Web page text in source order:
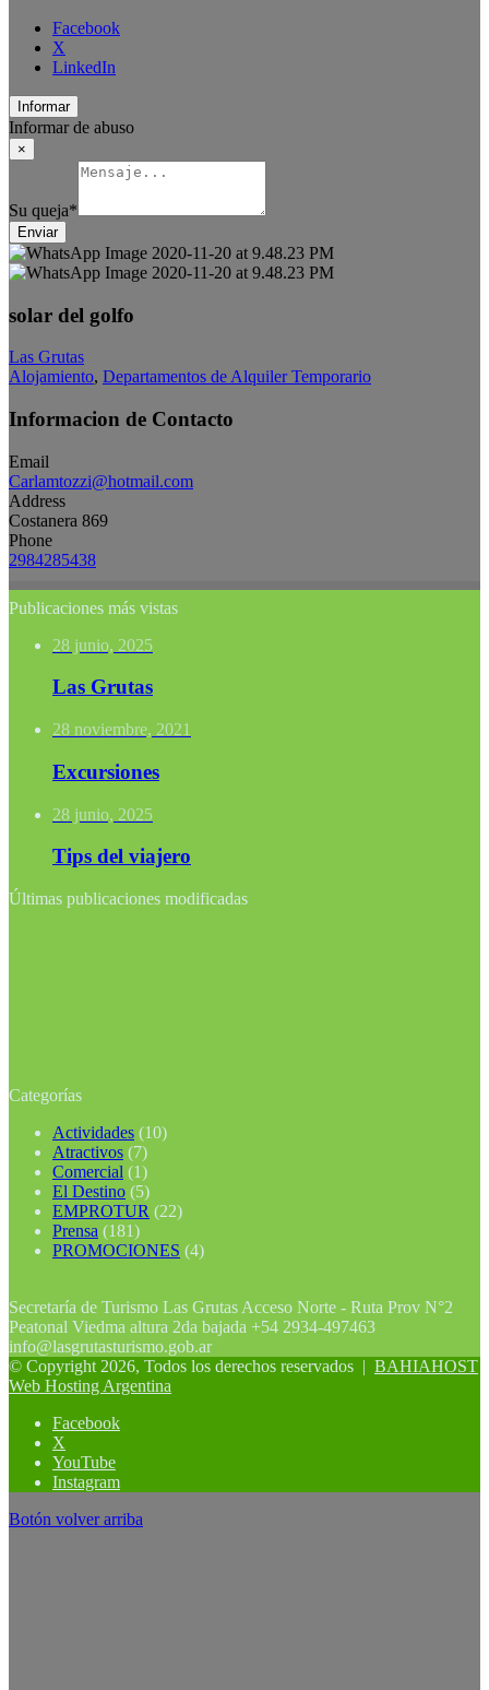
Facebook
X
LinkedIn
Informar
Informar de abuso
×
Su queja*
Enviar
solar del golfo
Las Grutas
Alojamiento, Departamentos de Alquiler Temporario
Informacion de Contacto
Email
Carlamtozzi@hotmail.com
Address
Costanera 869
Phone
2984285438
Publicaciones más vistas
28 junio, 2025
Las Grutas
28 noviembre, 2021
Excursiones
28 junio, 2025
Tips del viajero
Últimas publicaciones modificadas
Categorías
Actividades (10)
Atractivos (7)
Comercial (1)
El Destino (5)
EMPROTUR (22)
Prensa (181)
PROMOCIONES (4)
Secretaría de Turismo Las Grutas Acceso Norte - Ruta Prov N°2
Peatonal Viedma altura 2da bajada +54 2934-497463
info@lasgrutasturismo.gob.ar
© Copyright 2026, Todos los derechos reservados | BAHIAHOST
Web Hosting Argentina
Facebook
X
YouTube
Instagram
Botón volver arriba